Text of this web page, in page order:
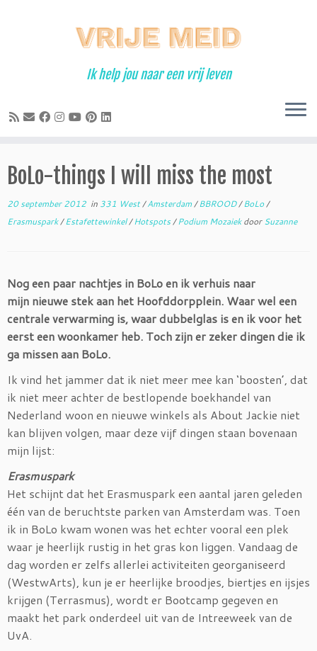
Ik help jou naar een vrij leven
BoLo-things I will miss the most
20 september 2012 in 331 West/Amsterdam/BBROOD/BoLo/
Erasmuspark/Estafettewinkel/Hotspots/Podium MozaiekdoorSuzanne
Nog een paar nachtjes in BoLo en ik verhuis naar
mijn nieuwe stek aan het Hoofddorpplein. Waar wel een
centrale verwarming is, waar dubbelglas is en ik voor het
eerst een woonkamer heb. Toch zijn er zeker dingen die ik
ga missen aan BoLo.
Ik vind het jammer dat ik niet meer mee kan ‘boosten’, dat
ik niet meer achter de bestlopende boekhandel van
Nederland woon en nieuwe winkels als About Jackie niet
kan blijven volgen, maar deze vijf dingen staan bovenaan
mijn lijst:
Erasmuspark
Het schijnt dat het Erasmuspark een aantal jaren geleden
één van de beruchtste parken van Amsterdam was. Toen
ik in BoLo kwam wonen was het echter vooral een plek
waar je heerlijk rustig in het gras kon liggen. Vandaag de
dag worden er zelfs allerlei activiteiten georganiseerd
(WestwArts), kun je er heerlijke broodjes, biertjes en ijsjes
krijgen (Terrasmus), wordt er Bootcamp gegeven en
maakt het park onderdeel uit van de Intreeweek van de
UvA.